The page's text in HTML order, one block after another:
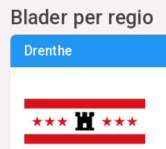
Blader per regio
Drenthe